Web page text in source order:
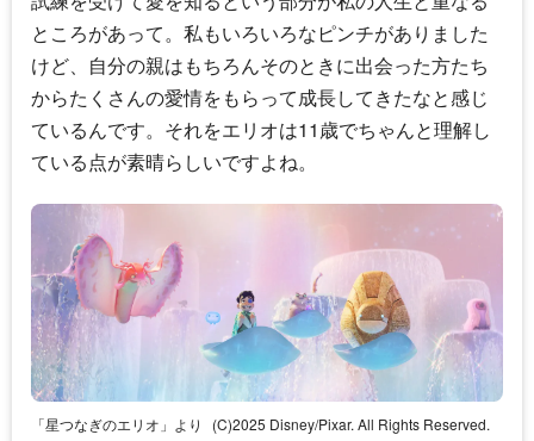
ところがあって。私もいろいろなピンチがありました
けど、自分の親はもちろんそのときに出会った方たち
からたくさんの愛情をもらって成長してきたなと感じ
ているんです。それをエリオは11歳でちゃんと理解し
ている点が素晴らしいですよね。
「星つなぎのエリオ」より (C)2025 Disney/Pixar. All Rights Reserved.